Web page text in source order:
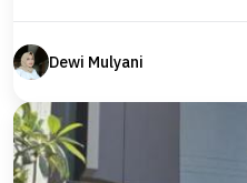
Dewi Mulyani